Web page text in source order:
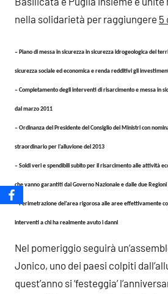
nella solidarietà per raggiungere 5
– Piano di messa in sicurezza in sicurezza idrogeologica del
sicurezza sociale ed economica e renda redditivi gli
– Completamento degli interventi di risarcimento e messa in
dal marzo 2011
– Ordinanza del Presidente del Consiglio dei Ministri con
straordinario per l’alluvione del 2013
– Soldi veri e spendibili subito per il risarcimento alle attività
che vanno garantiti dal Governo Nazionale e dalle due Regioni
– Perimetrazione del’area rigorosa alle aree effettivamente
interventi a chi ha realmente avuto i danni
Nel pomeriggio seguirà
Jonico, uno dei paesi colpiti
quest’anno si ‘festeggia’